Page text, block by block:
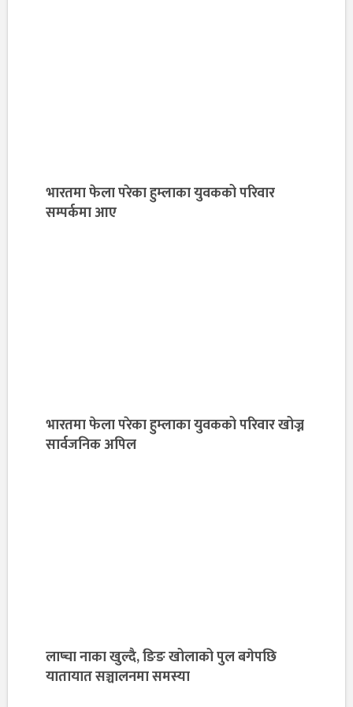
भारतमा फेला परेका हुम्लाका युवकको परिवार
सम्पर्कमा आए
भारतमा फेला परेका हुम्लाका युवकको परिवार खोज्न
सार्वजनिक अपिल
लाप्चा नाका खुल्दै, ङिङ खोलाको पुल बगेपछि
यातायात सञ्चालनमा समस्या